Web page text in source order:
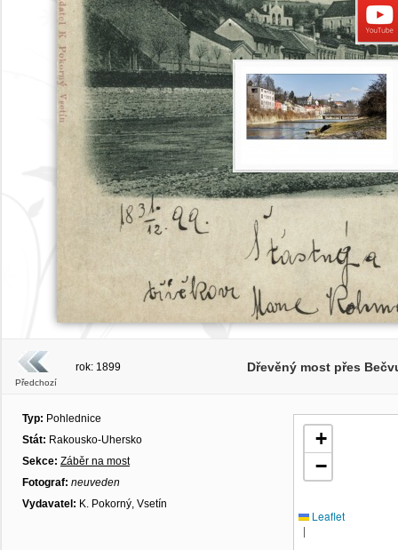
Předchozí
rok: 1899 Dřevěný most přes
Typ: Pohlednice
Stát: Rakousko-Uhersko
Sekce: Záběr na most
Fotograf: neuveden
Vydavatel: K. Pokorný, Vsetín
+
−
Leaflet
|